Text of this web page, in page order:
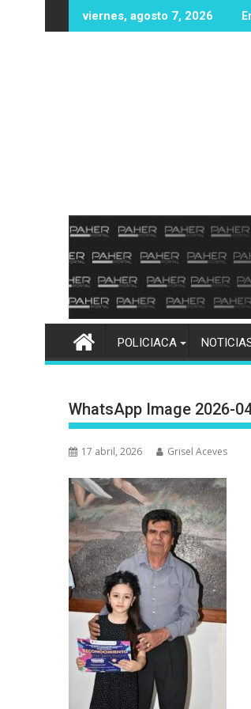
al
viernes, agosto 7, 2026
nuevas oportunidades educativas con
UAS fortalece
POLICIACA
WhatsApp Image 2026-
17 abril, 2026 Grisel Aceves